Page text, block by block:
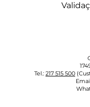
Tel.: 217 515 500